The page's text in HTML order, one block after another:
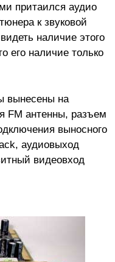
притаился аудио
к звуковой
наличие этого
его наличие только
вынесены на
FM антенны, разъем
выносного
аудиовыход
видеовход